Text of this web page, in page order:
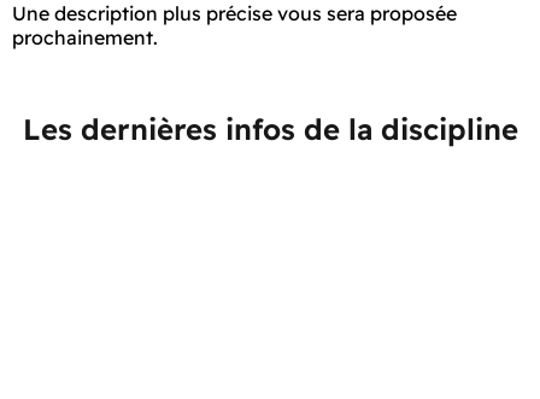
Une description plus précise vous sera proposée
prochainement.
Les dernières infos de la discipline